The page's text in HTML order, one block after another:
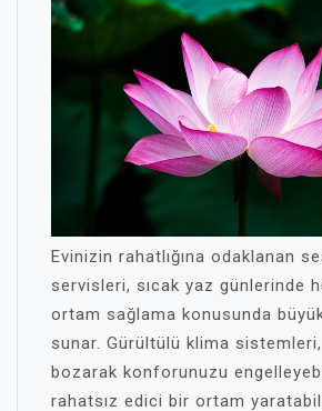
Evinizin rahatlığına odaklanan
servisleri, sıcak yaz günlerinde
ortam sağlama konusunda
sunar. Gürültülü klima
bozarak konforunuzu
rahatsız edici bir ortam